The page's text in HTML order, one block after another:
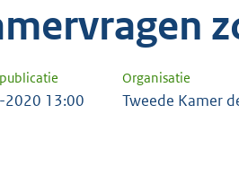
Organisatie
13:00 Tweede Kamer